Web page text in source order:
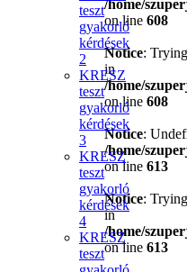
/home/
on line 608
Notice:
in
/home/
on line 608
Notice:
/home/
on line 613
Notice:
in
/home/
on line 613
teszt
gyakorló
kérdések
2
KRESZ
teszt
gyakorló
kérdések
3
KRESZ
teszt
gyakorló
kérdések
4
KRESZ
teszt